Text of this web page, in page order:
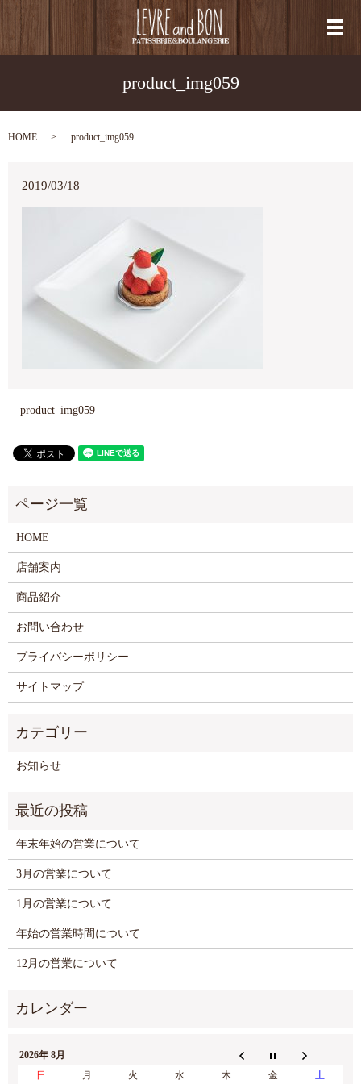
メ
product_img059
HOME product_img059
2019/03/18
product_img059
HOME
店舗案内
商品紹介
お問い合わせ
プライバシーポリシー
サイトマップ
お知らせ
年末年始の営業について
3月の営業について
1月の営業について
年始の営業時間について
12月の営業について
2026年 8月
日
月 火 水 木 金 土